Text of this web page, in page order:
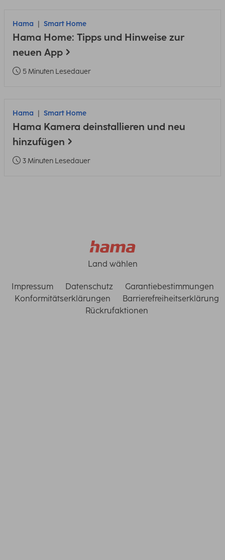
Hama Smart Home
Hama Home: Tipps und Hinweise zur
neuen App
5 Minuten Lesedauer
Hama Smart Home
Hama Kamera deinstallieren und neu
hinzufügen
3 Minuten Lesedauer
Land wählen
Impressum Datenschutz
Garantiebestimmungen
Konformitätserklärungen
Barrierefreiheitserklärung
Rückrufaktionen